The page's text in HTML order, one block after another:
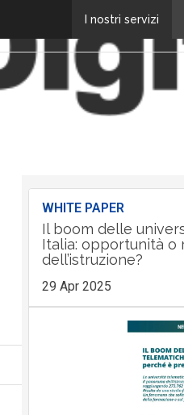
I nostri servizi
WHITE PAPER
Il boom delle
Italia: opportunità o
dell’istruzione?
29 Apr 2025